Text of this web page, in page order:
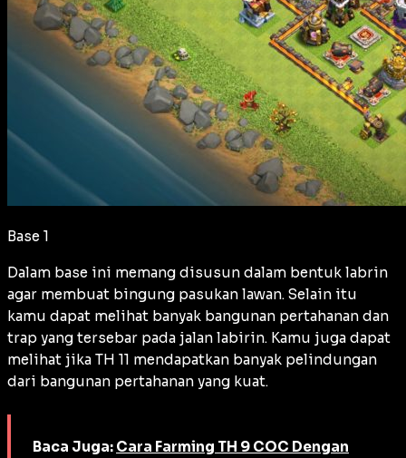
Base 1
Dalam base ini memang disusun dalam bentuk labrin
agar membuat bingung pasukan lawan. Selain itu
kamu dapat melihat banyak bangunan pertahanan dan
trap yang tersebar pada jalan labirin. Kamu juga dapat
melihat jika TH 11 mendapatkan banyak pelindungan
dari bangunan pertahanan yang kuat.
Baca Juga: Cara Farming TH 9 COC Dengan